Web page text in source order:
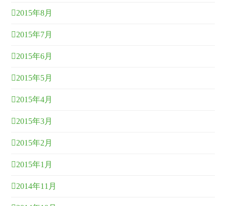
2015年8月
2015年7月
2015年6月
2015年5月
2015年4月
2015年3月
2015年2月
2015年1月
2014年11月